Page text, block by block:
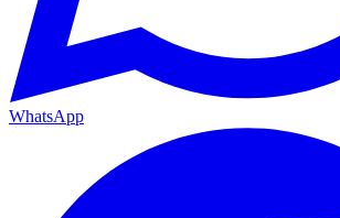
WhatsApp